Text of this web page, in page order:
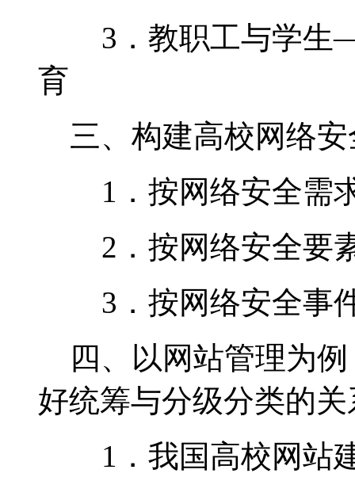
3．教职工与学生
育
三、构建高校网络安
1．按网络安全需
2．按网络安全要
3．按网络安全事
四、以网站管理为例
好统筹与分级分类的关
1．我国高校网站